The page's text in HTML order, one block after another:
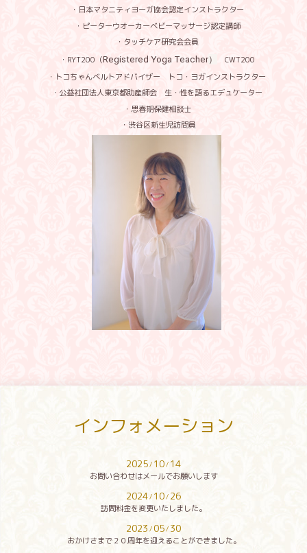
・日本マタニティヨーガ協会認定インストラクター
・ピーターウオーカーベビーマッサージ認定講師
・タッチケア研究会会員
・RYT200（Registered Yoga Teacher）
CWT200
・トコちゃんベルトアドバイザー トコ・ヨガインストラクター
・公益社団法人東京都助産師会 生・性を語るエデュケーター
・思春期保健相談士
・渋谷区新生児訪問員
インフォメーション
2025/ 10/ 14
お問い合わせはメールでお願いします
2024/ 10/ 26
訪問料金を変更いたしました。
2023 /05/ 30
おかけさまで２０周年を迎えることができました。